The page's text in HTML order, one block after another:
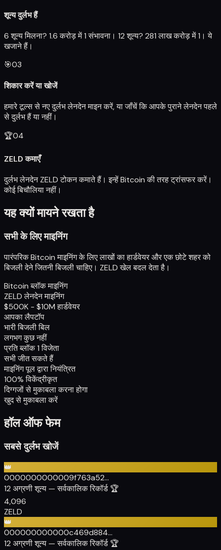
शून्य दुर्लभ हैं
6 शून्य मिलना? 1.6 करोड़ में 1 संभावना। 12 शून्य? 281 लाख करोड़ में 1। ये
खजाने हैं।
🎯03
शिकार करें या खोजें
हमारे टूल्स से नए दुर्लभ लेनदेन माइन करें, या जाँचें कि आपके पुराने लेनदेन पहले
से दुर्लभ हैं या नहीं।
🏆04
ZELD कमाएँ
दुर्लभ लेनदेन ZELD टोकन कमाते हैं। इन्हें Bitcoin की तरह ट्रांसफर करें।
कोई बिचौलिया नहीं।
यह क्यों मायने रखता है
सभी के लिए माइनिंग
पारंपरिक Bitcoin माइनिंग के लिए लाखों का हार्डवेयर और एक छोटे शहर को
बिजली देने जितनी बिजली चाहिए। ZELD खेल बदल देता है।
Bitcoin ब्लॉक माइनिंग
ZELD लेनदेन माइनिंग
$500K - $10M हार्डवेयर
आपका लैपटॉप
भारी बिजली बिल
लगभग कुछ नहीं
प्रति ब्लॉक 1 विजेता
सभी जीत सकते हैं
माइनिंग पूल द्वारा नियंत्रित
100% विकेंद्रीकृत
दिग्गजों से मुकाबला करना होगा
खुद से मुकाबला करें
हॉल ऑफ फेम
सबसे दुर्लभ खोजें
👑
0000000000009f763a52...
12 अग्रणी शून्य — सर्वकालिक रिकॉर्ड 🏆
4,096
ZELD
👑
000000000000c469d884...
12 अग्रणी शून्य — सर्वकालिक रिकॉर्ड 🏆